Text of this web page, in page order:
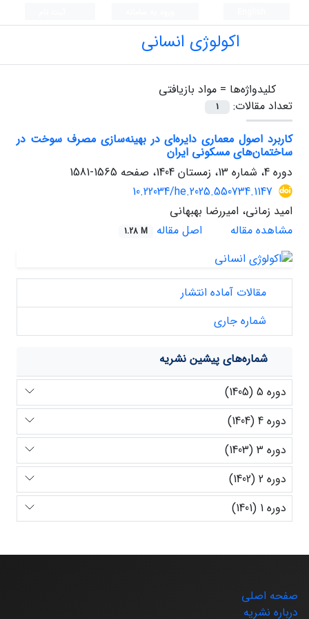
اکولوژی انسانی
کلیدواژه‌ها = مواد بازیافتی
تعداد مقالات:
1
کاربرد اصول معماری دایره‌ای در بهینه‌سازی مصرف سوخت در
ساختمان‌های مسکونی ایران
دوره 4، شماره 13، زمستان 1404، صفحه
1565-1581
10.22034/he.2025.550734.1147
امید زمانی، امیررضا بهبهانی
مشاهده مقاله
اصل مقاله 1.28 M
مقالات آماده انتشار
شماره جاری
شماره‌های پیشین نشریه
دوره 5 (1405)
دوره 4 (1404)
دوره 3 (1403)
دوره 2 (1402)
دوره 1 (1401)
صفحه اصلی
درباره نشریه